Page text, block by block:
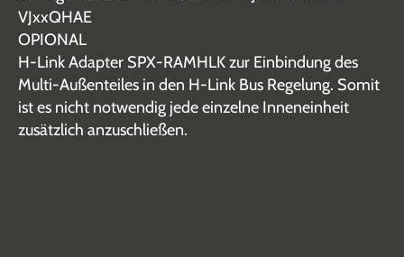
VJxxQHAE
OPIONAL
H-Link Adapter SPX-RAMHLK zur Einbindung des
Multi-Außenteiles in den H-Link Bus Regelung. Somit
ist es nicht notwendig jede einzelne Inneneinheit
zusätzlich anzuschließen.